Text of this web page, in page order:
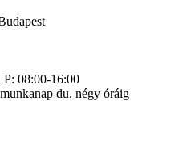
08:00-16:00
du. négy óráig